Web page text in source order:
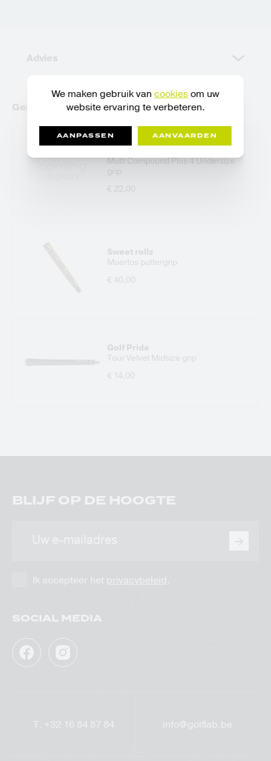
Advies
Gerelateerde artikelen
Multi Compound Plus 4 Undersize
grip
€ 22,00
Sweet rollz
Muertos puttergrip
€ 40,00
Golf Pride
Tour Velvet Midsize grip
€ 14,00
BLIJF OP DE HOOGTE
Ik accepteer het privacybeleid.
SOCIAL MEDIA
Facebook
GolfLab
Instagram
GolfLab
T. +32 16 84 87 84 info@golflab.be
We maken gebruik van cookiesom uw
website ervaring te verbeteren.
AANPASSEN AANVAARDEN